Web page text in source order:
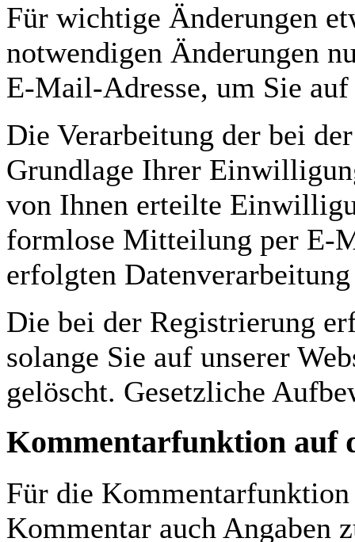
Für wichtige Änderungen
notwendigen Änderungen
E-Mail-Adresse, um Sie
Die Verarbeitung der bei
Grundlage Ihrer
von Ihnen erteilte
formlose Mitteilung per E-
erfolgten
Die bei der Registrierung
solange Sie auf unserer
gelöscht. Gesetzliche
Kommentarfunktion auf
Für die
Kommentar auch Angaben